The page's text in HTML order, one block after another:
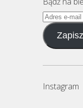
Adres
e-
mail
Instagram